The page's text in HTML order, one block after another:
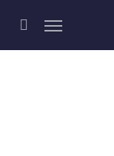
search
Menu